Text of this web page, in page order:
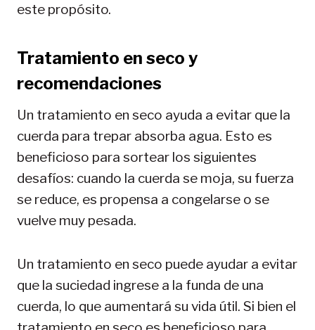
este propósito.
Tratamiento en seco y
recomendaciones
Un tratamiento en seco ayuda a evitar que la
cuerda para trepar absorba agua. Esto es
beneficioso para sortear los siguientes
desafíos: cuando la cuerda se moja, su fuerza
se reduce, es propensa a congelarse o se
vuelve muy pesada.
Un tratamiento en seco puede ayudar a evitar
que la suciedad ingrese a la funda de una
cuerda, lo que aumentará su vida útil. Si bien el